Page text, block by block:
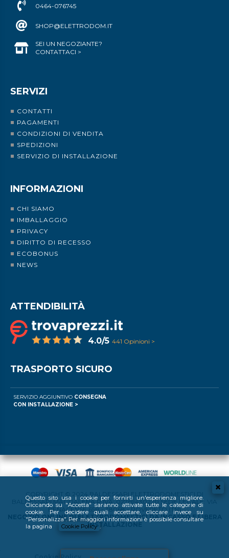
Questo sito usa i cookie per fornirti un'esperienza migliore.
Cliccando su "Accetta" saranno attivate tutte le categorie di
cookie. Per decidere quali accettare, cliccare invece su
"Personalizza". Per maggiori informazioni è possibile consultare
la pagina
Cookie Policy .
0464-076745
SHOP@ELETTRODOM.IT
SEI UN NEGOZIANTE?
CONTATTACI >
SERVIZI
CONTATTI
PAGAMENTI
CONDIZIONI DI VENDITA
SPEDIZIONI
SERVIZIO DI INSTALLAZIONE
INFORMAZIONI
CHI SIAMO
IMBALLAGGIO
PRIVACY
DIRITTO DI RECESSO
ECOBONUS
NEWS
ATTENDIBILITÀ
4.0/5 441 Opinioni >
TRASPORTO SICURO
SERVIZIO AGGIUNTIVO CONSEGNA
CON INSTALLAZIONE >
COPYRIGHT © 2024 BALDESSARI ELETTRODOMESTICI DI
BALDESSARI MAGDALENA P.IVA: 02769430220 SEDE LEGALE: VIA
BENACENSE 65B - 38068 - ROVERETO (TN)
NEGOZIO ONLINE DI ELETTRODOMESTICI DA INCASSO E LIBERA
INSTALLAZIONE